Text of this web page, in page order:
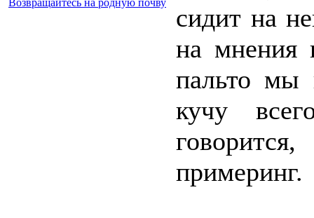
Возвращайтесь на родную почву
сидит на
на мнения
пальто мы
кучу
примеринг.